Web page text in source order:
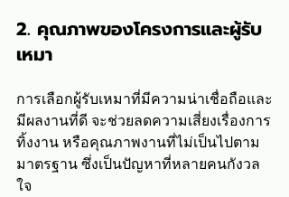
2. คุณภาพของโครงการและผู้รับ
เหมา
การเลือกผู้รับเหมาที่มีความน่าเชื่อถือและ
มีผลงานที่ดี จะช่วยลดความเสี่ยงเรื่องการ
ทิ้งงาน หรือคุณภาพงานที่ไม่เป็นไปตาม
มาตรฐาน ซึ่งเป็นปัญหาที่หลายคนกังวล
ใจ